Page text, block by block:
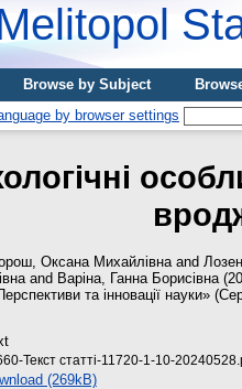
Browse by Subject
Оксана Михайлівна and
and Варіна, Ганна Борисівна
та інновації науки»
Текст статті-11720-1-10-
(269kB)